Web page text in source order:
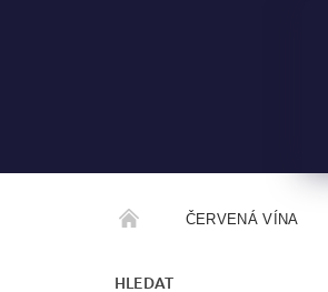
ČERVENÁ VÍNA
ROČNÍKOVÝ ALKOHOL
HLEDAT